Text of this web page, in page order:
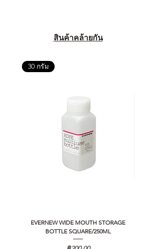
สินค้าคล้ายกัน
30 กรัม
EVERNEW WIDE MOUTH STORAGE
BOTTLE SQUARE/250ML